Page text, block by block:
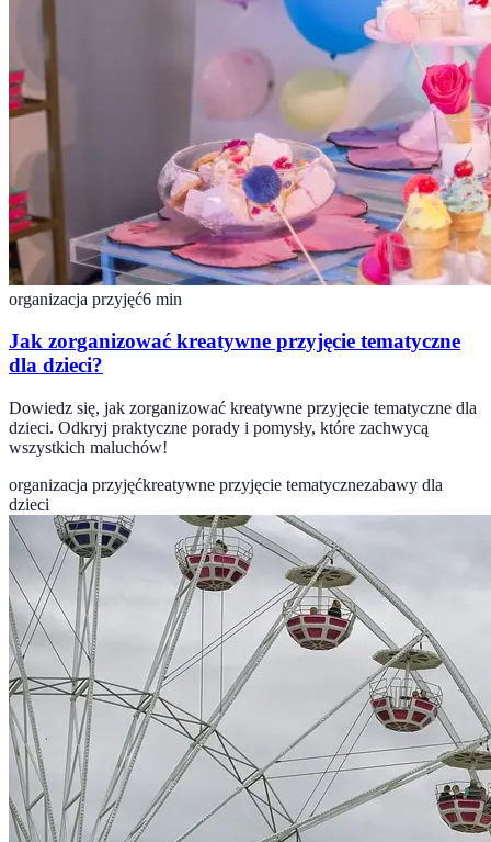
organizacja przyjęć6 min
Jak zorganizować kreatywne przyjęcie tematyczne
dla dzieci?
Dowiedz się, jak zorganizować kreatywne przyjęcie tematyczne dla
dzieci. Odkryj praktyczne porady i pomysły, które zachwycą
wszystkich maluchów!
organizacja przyjęćkreatywne przyjęcie tematycznezabawy dla
dzieci